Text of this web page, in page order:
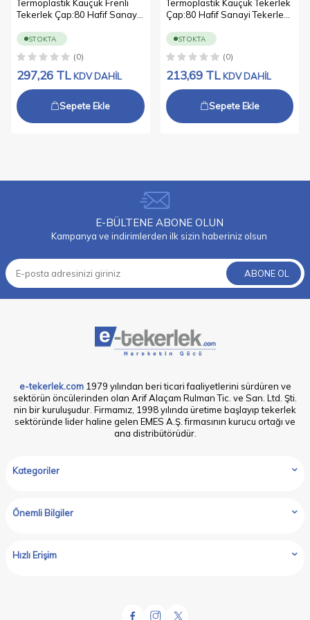
Termoplastik Kauçuk Frenli
Tekerlek Çap:80 Hafif Sanayi
Burçlu Polipropilen Üzeri
Termoplastik Kauçuk Kaplı Gri
Teker
STOKTA
(0)
297,26 TLKDV DAHİL
Sepete Ekle
Termoplastik Kauçuk Tekerlek
Çap:80 Hafif Sanayi Tekerleği
Polipropilen Üzeri
Termoplastik Kauçuk Kaplı Gri
Teker
STOKTA
(0)
213,69TLKDV DAHİL
Sepete Ekle
E-BÜLTENE ABONE OLUN
Kampanya ve indirimlerden ilk sizin haberiniz olsun
ABONE OL
e-tekerlek.com1979 yılından beri ticari faaliyetlerini sürdüren ve
sektörün öncülerinden olan Arif Alaçam Rulman Tic. ve San. Ltd. Şti.
nin bir kuruluşudur. Firmamız, 1998 yılında üretime başlayıp tekerlek
sektöründe lider haline gelen EMES A.Ş. firmasının kurucu ortağı ve
ana distribütörüdür.
Kategoriler
Önemli Bilgiler
Hızlı Erişim